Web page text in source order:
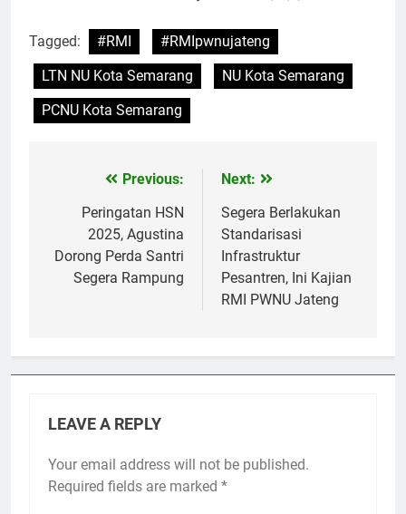
Tagged: #RMI
#RMIpwnujateng
LTN NU Kota Semarang
NU Kota Semarang
PCNU Kota Semarang
navigation
Previous:
Peringatan HSN
2025, Agustina
Dorong Perda Santri
Segera Rampung
Next:
Segera Berlakukan
Standarisasi
Infrastruktur
Pesantren, Ini Kajian
RMI PWNU Jateng
LEAVE A REPLY
Your email address will not be published.
Required fields are marked *